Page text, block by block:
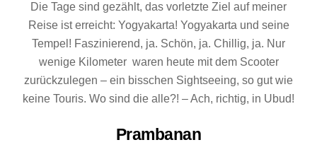
Die Tage sind gezählt, das vorletzte Ziel auf meiner
Reise ist erreicht: Yogyakarta! Yogyakarta und seine
Tempel! Faszinierend, ja. Schön, ja. Chillig, ja. Nur
wenige Kilometer waren heute mit dem Scooter
zurückzulegen – ein bisschen Sightseeing, so gut wie
keine Touris. Wo sind die alle?! – Ach, richtig, in Ubud!
Prambanan